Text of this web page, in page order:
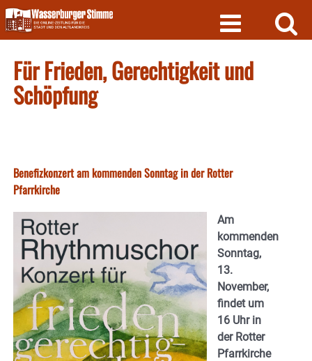
Skip
to
content
Für Frieden, Gerechtigkeit und
Schöpfung
Benefizkonzert am kommenden Sonntag in der Rotter
Pfarrkirche
Am
kommenden
Sonntag,
13.
November,
findet um
16 Uhr in
der Rotter
Pfarrkirche